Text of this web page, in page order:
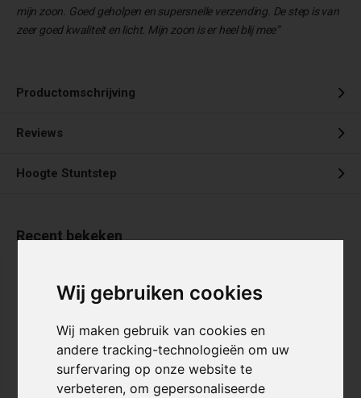
Wij gebruiken cookies
Wij maken gebruik van cookies en
andere tracking-technologieën om uw
surfervaring op onze website te
verbeteren, om gepersonaliseerde
mijn zoon. Goed geholpen en supersnelle verzending. De step is van
zeer goed kwaliteit en licht. Mijn zoon is er heel blij mee”
Productomschrijving
Reviews
Hoogte Stuntstep
Recent bekeken